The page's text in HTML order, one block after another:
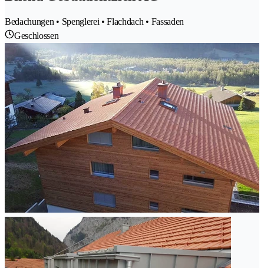
Bedachungen • Spenglerei • Flachdach • Fassaden
Geschlossen